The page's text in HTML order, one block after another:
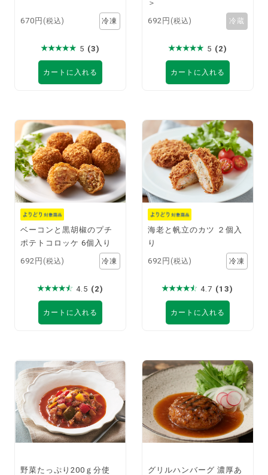
670円 (税込)
5 (3)
カートに入れる
＞
692円 (税込)
5 (2)
カートに入れる
ベーコンと黒胡椒のプチ
ポテトコロッケ 6個入り
692円 (税込)
4.5 (2)
カートに入れる
海老と帆立のカツ ２個入
り
692円 (税込)
4.7 (13)
カートに入れる
野菜たっぷり200ｇ分使
グリルハンバーグ 濃厚あ